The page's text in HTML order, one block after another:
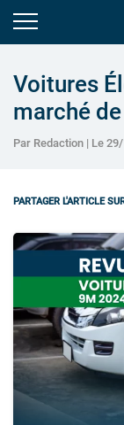
Voitures
marché
Par Redaction | Le
PARTAGER L'ARTICLE